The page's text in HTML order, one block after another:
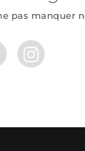
pas manquer